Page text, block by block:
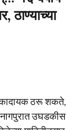
ठाण्याच्या
ठरू शकते,
नागपुरात उघडकीस